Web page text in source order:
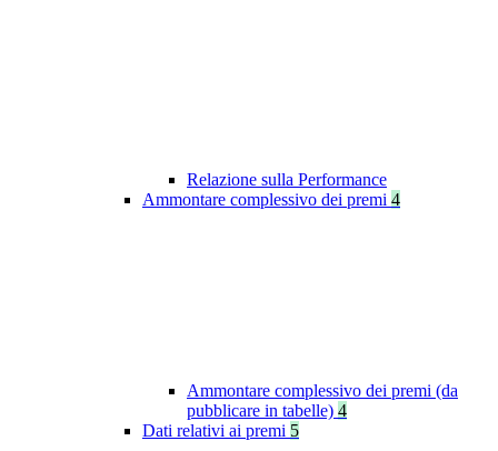
Relazione sulla Performance
Ammontare complessivo dei premi 4
Ammontare complessivo dei premi (da
pubblicare in tabelle) 4
Dati relativi ai premi 5